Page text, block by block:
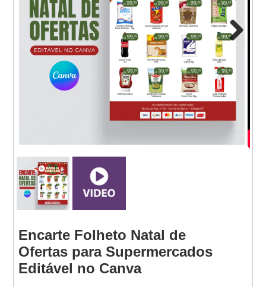
Materiais de Divulgação
Templates Editáveis Canva
Websites
Encarte Folheto Natal de
Ofertas para Supermercados
Editável no Canva